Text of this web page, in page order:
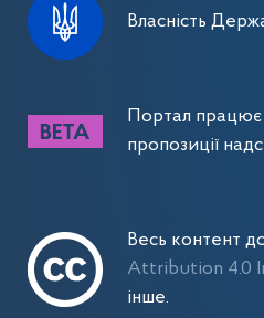
Власність
Портал працює
пропозиції
Весь контент
Attribution 4.0
інше.